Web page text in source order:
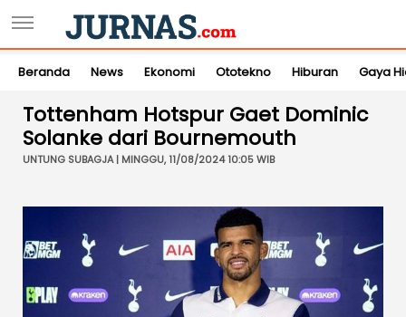
Beranda News Ekonomi Ototekno Hiburan Gaya
Tottenham Hotspur Gaet Dominic
Solanke dari Bournemouth
UNTUNG SUBAGJA | MINGGU, 11/08/2024 10:05 WIB